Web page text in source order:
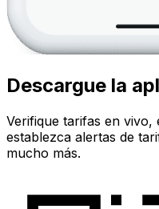
Descargue la
Verifique tarifas en
establezca alertas de
mucho más.